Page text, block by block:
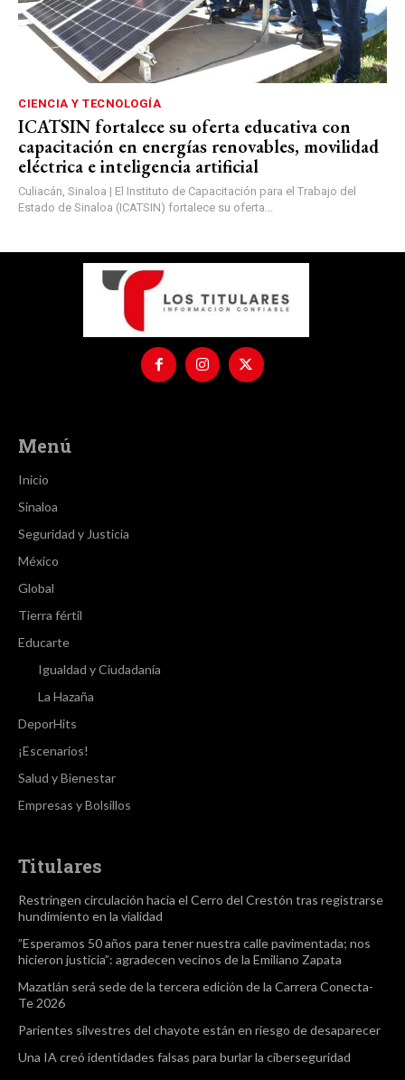
CIENCIA Y TECNOLOGÍA
ICATSIN fortalece su oferta educativa con
capacitación en energías renovables, movilidad
eléctrica e inteligencia artificial
Culiacán, Sinaloa | El Instituto de Capacitación para el Trabajo del
Estado de Sinaloa (ICATSIN) fortalece su oferta...
Menú
Inicio
Sinaloa
Seguridad y Justicia
México
Global
Tierra fértil
Educarte
Igualdad y Ciudadanía
La Hazaña
DeporHits
¡Escenarios!
Salud y Bienestar
Empresas y Bolsillos
Titulares
Restringen circulación hacia el Cerro del Crestón tras registrarse
hundimiento en la vialidad
”Esperamos 50 años para tener nuestra calle pavimentada; nos
hicieron justicia”: agradecen vecinos de la Emiliano Zapata
Mazatlán será sede de la tercera edición de la Carrera Conecta-
Te 2026
Parientes silvestres del chayote están en riesgo de desaparecer
Una IA creó identidades falsas para burlar la ciberseguridad